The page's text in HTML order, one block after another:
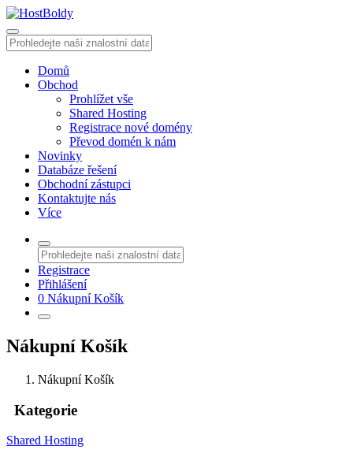
Domů
Obchod
Prohlížet vše
Shared Hosting
Registrace nové domény
Převod domén k nám
Novinky
Databáze řešení
Obchodní zástupci
Kontaktujte nás
Více
Registrace
Přihlášení
0 Nákupní Košík
Nákupní Košík
Nákupní Košík
Kategorie
Shared Hosting